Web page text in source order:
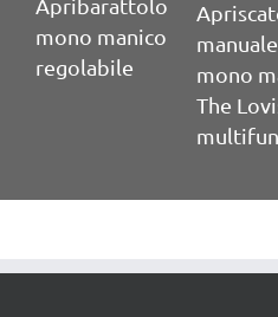
Apribarattolo
mono manico
regolabile
manuale
mono
The